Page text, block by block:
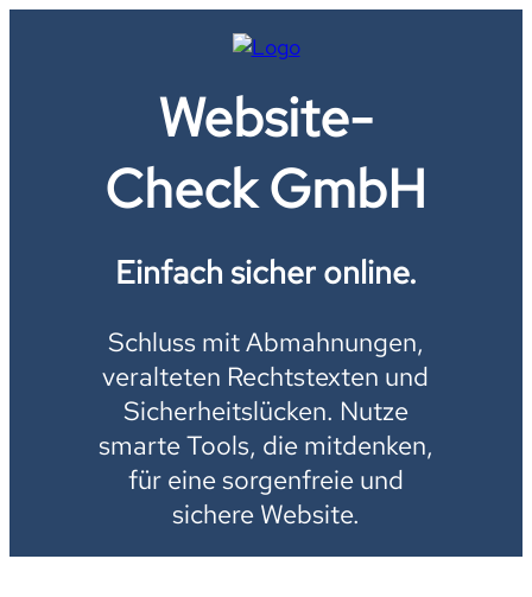
Website-
Check GmbH
Einfach sicher online.
Schluss mit Abmahnungen,
veralteten Rechtstexten und
Sicherheitslücken. Nutze
smarte Tools, die mitdenken,
für eine sorgenfreie und
sichere Website.